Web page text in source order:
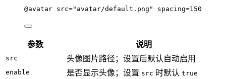
@avatar src="avatar/default.png" spacing=150
参数 说明
src 头像图片路径；设置后默认自动启用
enable 是否显示头像；设置 src 时默认 true